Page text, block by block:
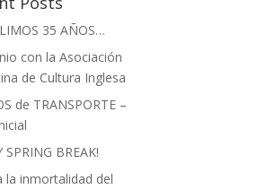
35 AÑOS…
con la Asociación
de Cultura Inglesa
de TRANSPORTE –
SPRING BREAK!
la inmortalidad del